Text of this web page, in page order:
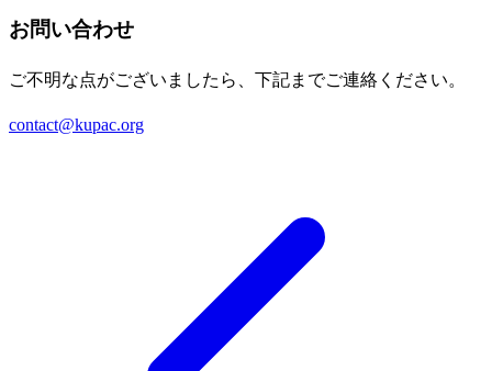
お問い合わせ
ご不明な点がございましたら、下記までご連絡ください。
contact@kupac.org